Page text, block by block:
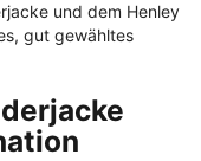
und dem Henley
gut gewähltes